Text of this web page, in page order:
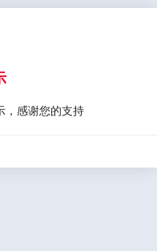
，感谢您的支持